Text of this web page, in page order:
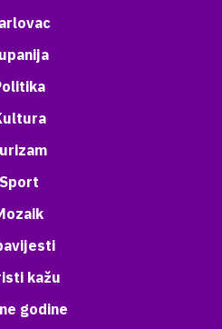
Sport
kažu
godine